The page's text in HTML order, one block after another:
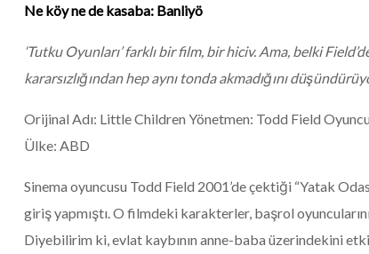
Ne köy ne de kasaba: Banliyö
‘Tutku Oyunları’ farklı bir film, bir hiciv. Ama, belki
kararsızlığından hep aynı tonda akmadığını
Orijinal Adı: Little Children Yönetmen: Todd Field
Ülke: ABD
Sinema oyuncusu Todd Field 2001’de çektiği “Yatak
giriş yapmıştı. O filmdeki karakterler, başrol
Diyebilirim ki, evlat kaybının anne-baba üzerindekini